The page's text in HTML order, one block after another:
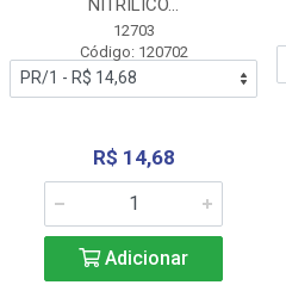
NITRÍLICO...
12703
Código: 120702
R$ 14,68
Adicionar